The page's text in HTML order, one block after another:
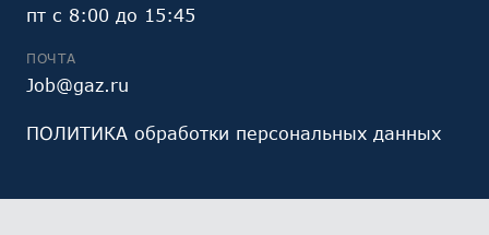
пт с 8:00 до 15:45
ПОЧТА
Job@gaz.ru
ПОЛИТИКА обработки персональных данных